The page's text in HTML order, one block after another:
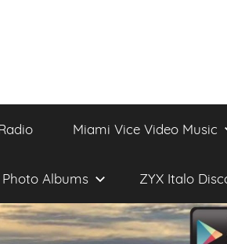
Miami Vice Video Music
Photo Albums ZYX Italo